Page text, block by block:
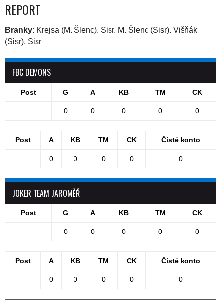
REPORT
Branky: Krejsa (M. Šlenc), Sisr, M. Šlenc (Sisr), Višňák
(Sisr), Sisr
FBC DEMONS
Post G A KB TM CK
0 0 0 0 0
Post A KB TM CK Čisté konto
0 0 0 0 0
JOKER TEAM JAROMĚŘ
Post G A KB TM CK
0 0 0 0 0
Post A KB TM CK Čisté konto
0 0 0 0 0